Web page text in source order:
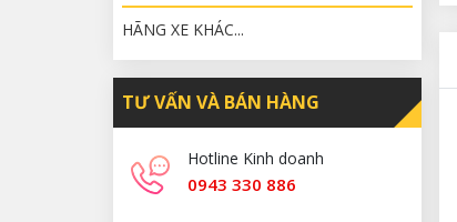
HÃNG XE KHÁC...
TƯ VẤN VÀ BÁN HÀNG
Hotline Kinh doanh
0943 330 886